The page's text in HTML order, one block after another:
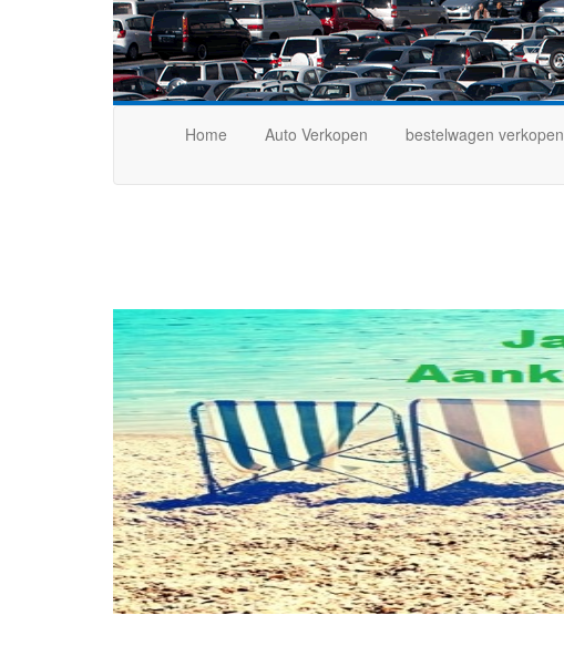
Home Auto Verkopen bestelwagen verkopen